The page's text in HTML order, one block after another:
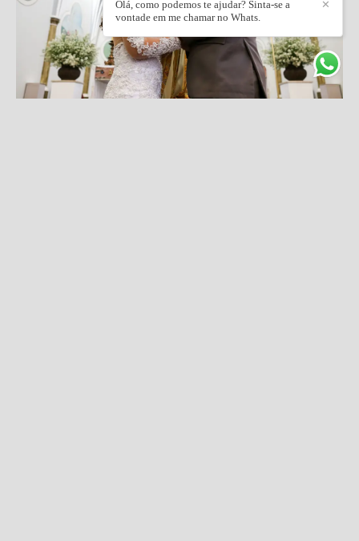
✕
Olá, como podemos te ajudar? Sinta-se a
vontade em me chamar no Whats.